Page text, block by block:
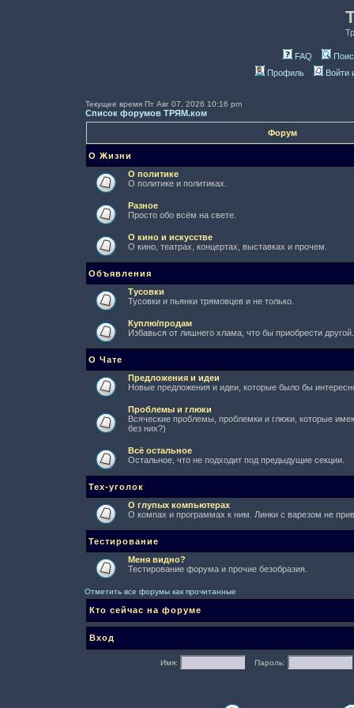
FAQ
Профиль
Войти
Текущее время Пт Авг 07, 2026 10:16 pm
Список форумов ТРЯМ.ком
Форум
О Жизни
О политике
О политике и политиках.
Разное
Просто обо всём на свете.
О кино и искусстве
О кино, театрах, концертах, выставках и прочем.
Объявления
Тусовки
Тусовки и пьянки трямовцев и не только.
Куплю/продам
Избавься от лишнего хлама, что бы приобрести другой.
О Чате
Предложения и идеи
Новые предложения и идеи, которые было бы
Проблемы и глюки
Всяческие проблемы, проблемки и глюки, которые
без них?)
Всё остальное
Остальное, что не подходит под предыдущие секции.
Тех-уголок
О глупых компьютерах
О компах и программах к ним. Линки с варезом не
Тестирование
Меня видно?
Тестирование форума и прочие безобразия.
Отметить все форумы как прочитанные
Кто сейчас на форуме
Вход
Имя: Пароль: